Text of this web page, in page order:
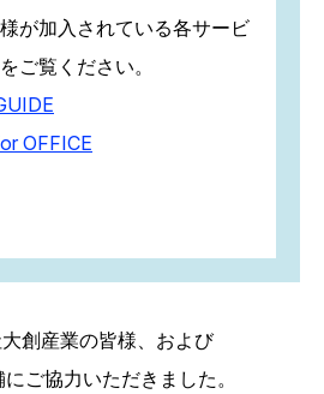
が加入されている各サービ
ご覧ください。
OFFICE
創産業の皆様、および
ご協力いただきました。